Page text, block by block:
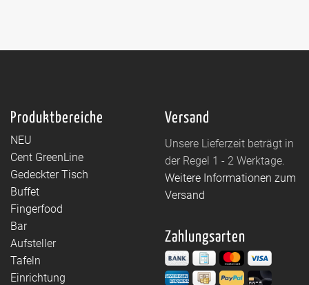
Produktbereiche
NEU
Cent GreenLine
Gedeckter Tisch
Buffet
Fingerfood
Bar
Aufsteller
Tafeln
Einrichtung
Versand
Unsere Lieferzeit beträgt in
der Regel 1 - 2 Werktage.
Weitere Informationen zum
Versand
Zahlungsarten